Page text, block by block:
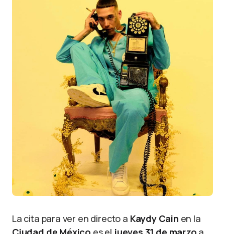
La cita para ver en directo a Kaydy Cain en la